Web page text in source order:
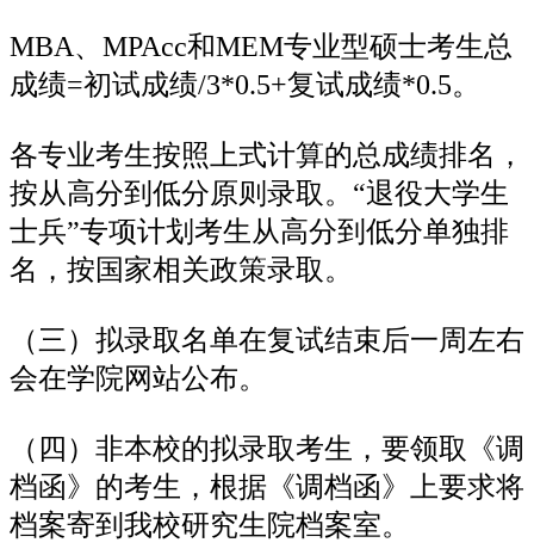
MBA、MPAcc和MEM专业型硕士考生总
成绩=初试成绩/3*0.5+复试成绩*0.5。
各专业考生按照上式计算的总成绩排名，
按从高分到低分原则录取。“退役大学生
士兵”专项计划考生从高分到低分单独排
名，按国家相关政策录取。
（三）拟录取名单在复试结束后一周左右
会在学院网站公布。
（四）非本校的拟录取考生，要领取《调
档函》的考生，根据《调档函》上要求将
档案寄到我校研究生院档案室。